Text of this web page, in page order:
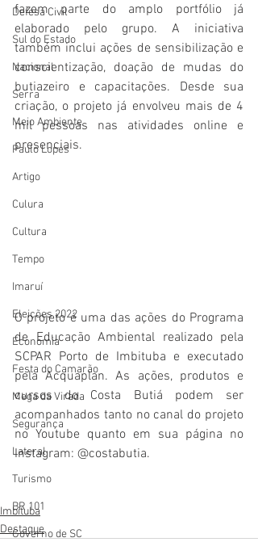
Defesa Civil
Sul do Estado
Nacional
Serra
Meio Ambiente
Paulo Lopes
Artigo
Culura
Cultura
Tempo
Imaruí
Eleições 2022
Economia
Festa do Camarão
Mega da Virada
Segurança
Lateral
Turismo
BR 101
Governo de SC
fazem parte do amplo portfólio já
elaborado pelo grupo. A iniciativa
também inclui ações de sensibilização e
conscientização, doação de mudas do
butiazeiro e capacitações. Desde sua
criação, o projeto já envolveu mais de 4
mil pessoas nas atividades online e
presenciais.
O projeto é uma das ações do Programa
de Educação Ambiental realizado pela
SCPAR Porto de Imbituba e executado
pela Acquaplan. As ações, produtos e
cursos do Costa Butiá podem ser
acompanhados tanto no canal do projeto
no Youtube quanto em sua página no
Instagram: @costabutia.
Imbituba
Destaque